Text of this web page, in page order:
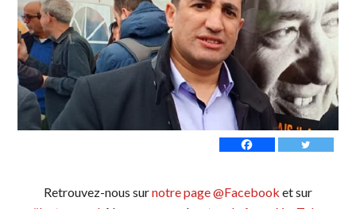
Retrouvez-nous surnotre page @Facebook et sur